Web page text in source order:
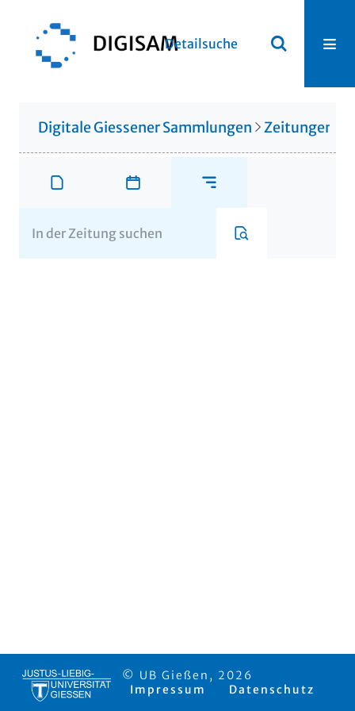
Detailsuche
Digitale Giessener Sammlungen Zeitungen
© UB Gießen, 2026
Impressum
Datenschutz